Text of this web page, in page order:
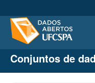
Conjuntos de dados
Organizações
Conjuntos de